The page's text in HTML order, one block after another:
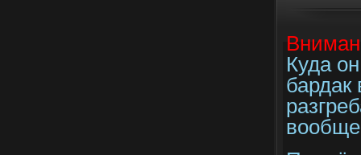
Куда
бардак
вообще